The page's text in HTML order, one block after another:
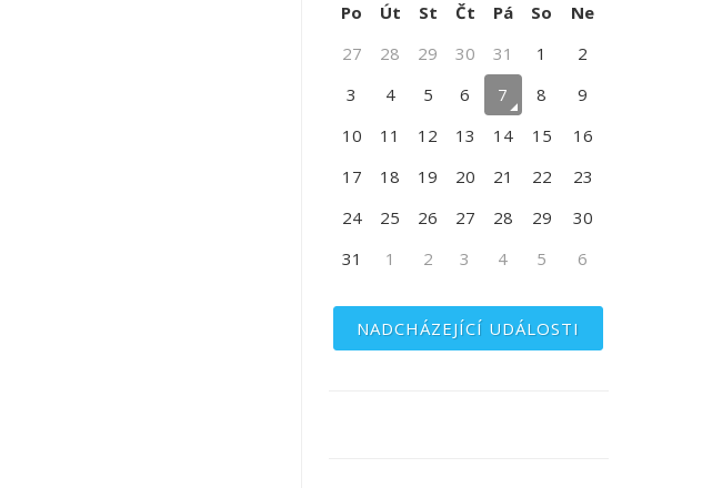
Po
Út St Čt Pá So
Ne
27
28 29 30 31 1
2
3
4 5 6 7 8
9
10
11 12 13 14 15
16
17
18 19 20 21 22
23
24
25 26 27 28 29
30
31
1 2 3 4 5 6
NADCHÁZEJÍCÍ UDÁLOSTI